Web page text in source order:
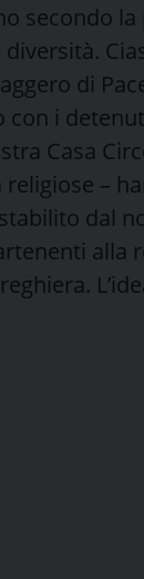
secondo la
di
i
Casa
–
dal
alla